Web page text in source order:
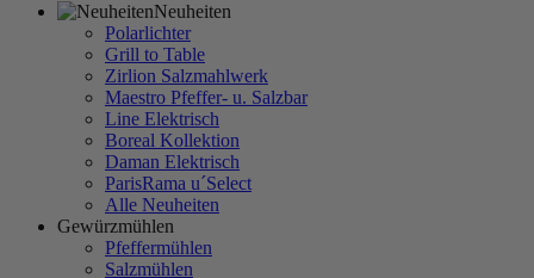
Neuheiten
Polarlichter
Grill to Table
Zirlion Salzmahlwerk
Maestro Pfeffer- u. Salzbar
Line Elektrisch
Boreal Kollektion
Daman Elektrisch
ParisRama u´Select
Alle Neuheiten
Gewürzmühlen
Pfeffermühlen
Salzmühlen